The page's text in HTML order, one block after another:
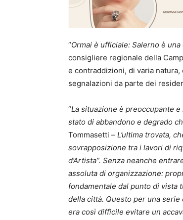
“Ormai è ufficiale: Salerno è
consigliere regionale della
e contraddizioni, di varia
segnalazioni da parte dei
“La situazione è preoccupante
stato di abbandono e degrado
Tommasetti – L’ultima trovata,
sovrapposizione tra i lavori di
d’Artista”. Senza neanche
assoluta di organizzazione:
fondamentale dal punto di
della città. Questo per una
era così difficile evitare un